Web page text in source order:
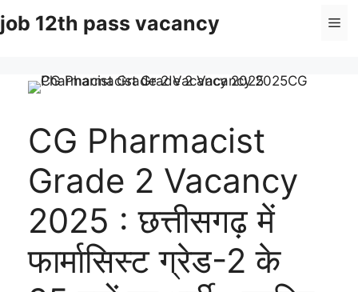
to
job 12th pass vacancy
CG Pharmacist
Grade 2 Vacancy
2025 : छत्तीसगढ़ में
फार्मासिस्ट ग्रेड-2 के